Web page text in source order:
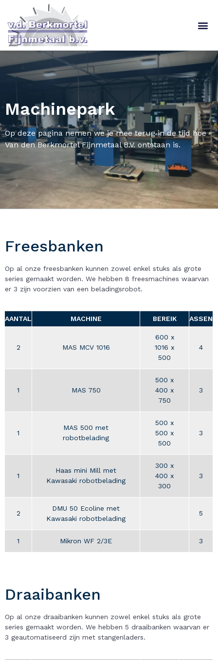
Machinepark
Op deze pagina nemen we je mee terug in de tijd hoe
Van den Berkmortel Fijnmetaal B.V. ontstaan is.
Freesbanken
Op al onze freesbanken kunnen zowel enkel stuks als grote
series gemaakt worden. We hebben 8 freesmachines waarvan
er 3 zijn voorzien van een beladingsrobot.
AANTAL MACHINE BEREIK ASSEN
2 MAS MCV 1016
600 x
1016 x
500
4
1 MAS 750
500 x
400 x
750
3
1
MAS 500 met
robotbelading
500 x
500 x
500
3
1
Haas mini Mill met
Kawasaki robotbelading
300 x
400 x
300
3
2
DMU 50 Ecoline met
Kawasaki robotbelading
5
1 Mikron WF 2/3E 3
Draaibanken
Op al onze draaibanken kunnen zowel enkel stuks als grote
series gemaakt worden. We hebben 5 draaibanken waarvan er
3 geautomatiseerd zijn met stangenladers.